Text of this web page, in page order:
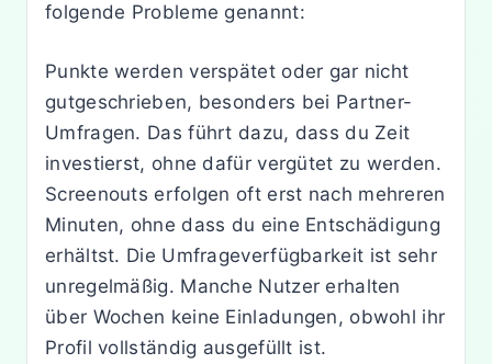
folgende Probleme genannt:
Punkte werden verspätet oder gar nicht
gutgeschrieben, besonders bei Partner-
Umfragen. Das führt dazu, dass du Zeit
investierst, ohne dafür vergütet zu werden.
Screenouts erfolgen oft erst nach mehreren
Minuten, ohne dass du eine Entschädigung
erhältst. Die Umfrageverfügbarkeit ist sehr
unregelmäßig. Manche Nutzer erhalten
über Wochen keine Einladungen, obwohl ihr
Profil vollständig ausgefüllt ist.